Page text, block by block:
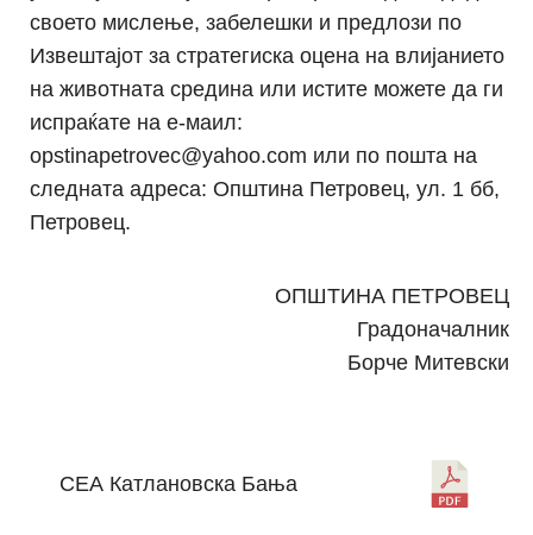
своето мислење, забелешки и предлози по
Извештајот за стратегиска оцена на влијанието
на животната средина или истите можете да ги
испраќате на е-маил:
opstinapetrovec@yahoo.com или по пошта на
следната адреса: Општина Петровец, ул. 1 бб,
Петровец.
ОПШТИНА ПЕТРОВЕЦ
Градоначалник
Борче Митевски
СЕА Катлановска Бања